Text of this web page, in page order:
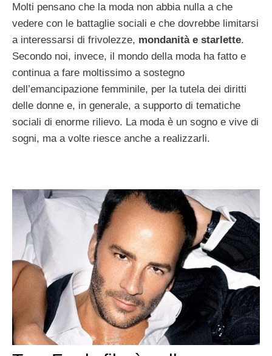
Molti pensano che la moda non abbia nulla a che
vedere con le battaglie sociali e che dovrebbe limitarsi
a interessarsi di frivolezze, mondanità e starlette.
Secondo noi, invece, il mondo della moda ha fatto e
continua a fare moltissimo a sostegno
dell’emancipazione femminile, per la tutela dei diritti
delle donne e, in generale, a supporto di tematiche
sociali di enorme rilievo. La moda è un sogno e vive di
sogni, ma a volte riesce anche a realizzarli.